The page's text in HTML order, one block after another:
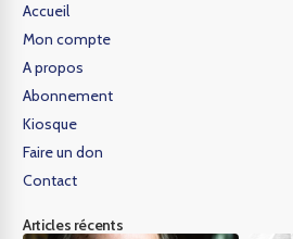
Accueil
Mon compte
A propos
Abonnement
Kiosque
Faire un don
Contact
Articles récents